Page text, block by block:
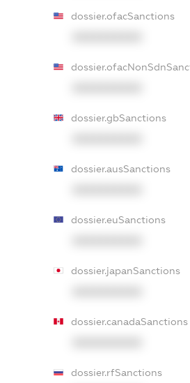
dossier.ofacSanctions
dossier.gbSanctions
dossier.ausSanctions
dossier.euSanctions
dossier.japanSanctions
dossier.canadaSanctions
dossier.rfSanctions